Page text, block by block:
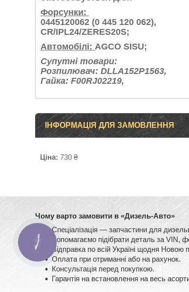
Форсунки:
0445120062 (0 445 120 062),
CR/IPL24/ZERES20S;
Автомобілі: AGCO SISU;
Супутні товари:
Розпилювач: DLLA152P1563,
Гайка: F00RJ02219,
ІНФОРМАЦІЯ ДЛЯ ЗАМОВЛЕННЯ
Ціна: 730 ₴
Чому варто замовити в «Дизель-Авто»
Спеціалізація — запчастини для
Допомагаємо підібрати деталь за VIN,
Відправка по всій Україні щодня Новою
Оплата при отриманні або на рахунок.
Консультація перед покупкою.
Гарантія на встановлення на весь
КНОПКА
ЗВ'ЯЗКУ